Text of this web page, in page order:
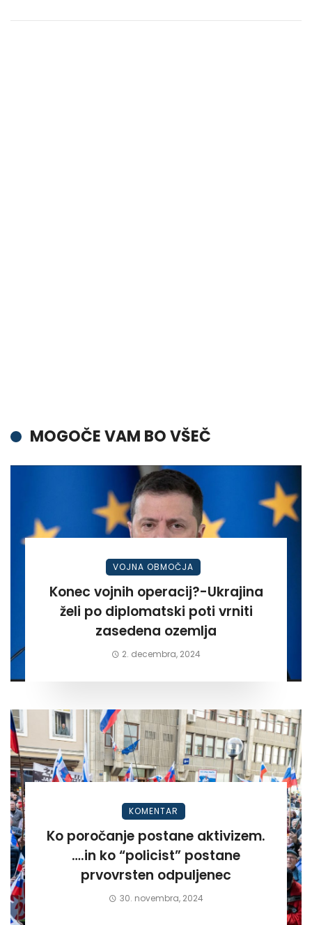
MOGOČE VAM BO VŠEČ
VOJNA OBMOČJA
Konec vojnih operacij?-Ukrajina
želi po diplomatski poti vrniti
zasedena ozemlja
2. decembra, 2024
KOMENTAR
Ko poročanje postane aktivizem.
….in ko “policist” postane
prvovrsten odpuljenec
30. novembra, 2024